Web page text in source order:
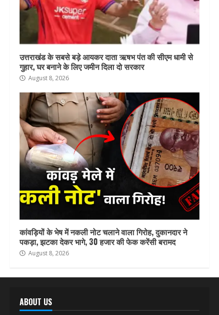
उत्तराखंड के सबसे बड़े आयकर दाता ऋषभ पंत की सीएम धामी से
गुहार, घर बनाने के लिए जमीन दिला दो सरकार
August 8, 2026
कांवड़ियों के भेष में नकली नोट चलाने वाला गिरोह, दुकानदार ने
पकड़ा, झटका देकर भागे, 30 हजार की फेक करेंसी बरामद
August 8, 2026
ABOUT US